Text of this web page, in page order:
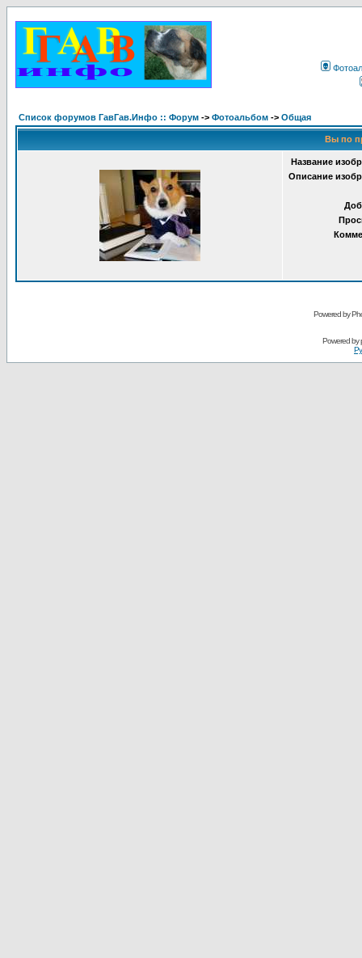
Список форумов ГавГав.Инфо :: Форум -> Фотоальбом -> Общая
Вы по
Название
Описание
Powered by
Powered by